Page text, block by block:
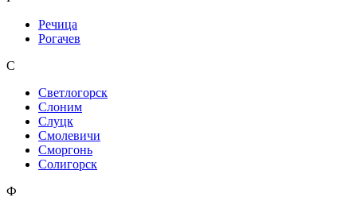
Речица
Рогачев
С
Светлогорск
Слоним
Слуцк
Смолевичи
Сморгонь
Солигорск
Ф